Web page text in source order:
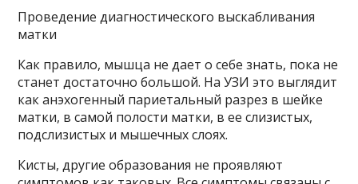
Проведение диагностического выскабливания
матки
Как правило, мышца не дает о себе знать, пока не
станет достаточно большой. На УЗИ это выглядит
как анэхогенный париетальный разрез в шейке
матки, в самой полости матки, в ее слизистых,
подслизистых и мышечных слоях.
Кисты, другие образования не проявляют